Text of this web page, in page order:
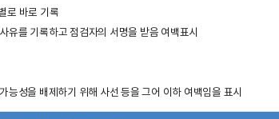
로 바로 기록
유를 기록하고 점검자의 서명을 받음 여백표시
성을 배제하기 위해 사선 등을 그어 이하 여백임을 표시